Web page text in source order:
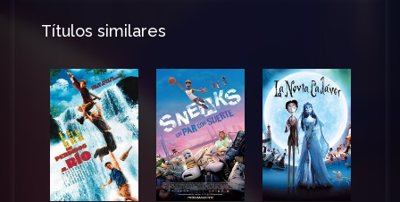
Títulos similares